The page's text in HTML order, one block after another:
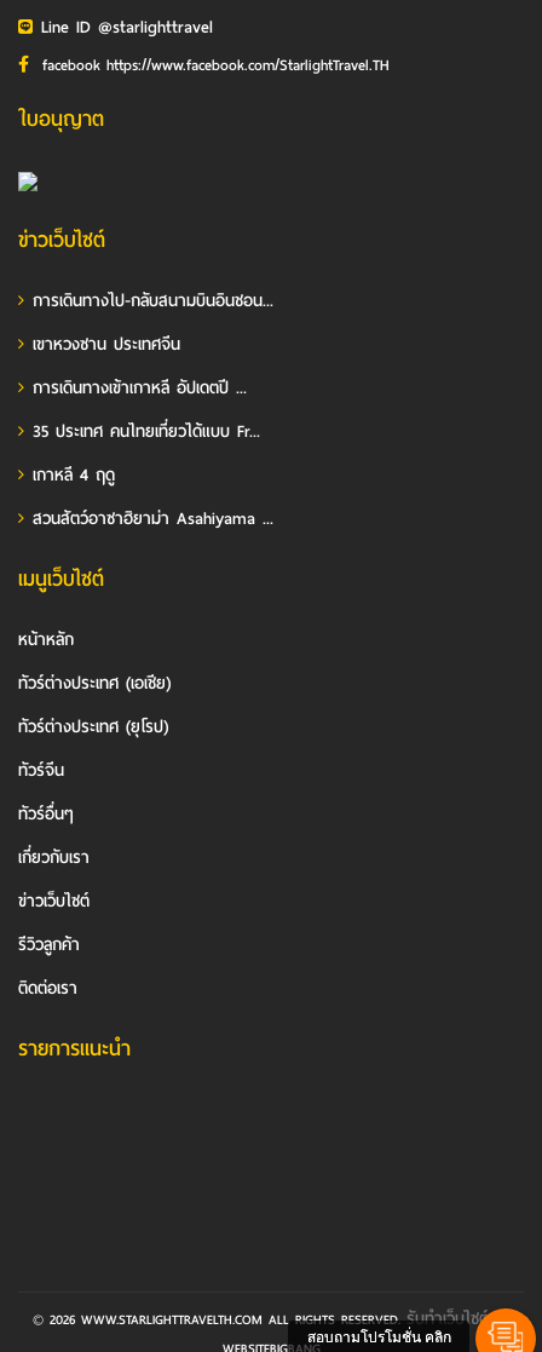
Line ID @starlighttravel
facebook https://www.facebook.com/StarlightTravel.TH
ใบอนุญาต
ข่าวเว็บไซต์
การเดินทางไป-กลับสนามบินอินชอน...
เขาหวงซาน ประเทศจีน
การเดินทางเข้าเกาหลี อัปเดตปี ...
35 ประเทศ คนไทยเที่ยวได้แบบ Fr...
เกาหลี 4 ฤดู
สวนสัตว์อาซาฮิยาม่า Asahiyama ...
เมนูเว็บไซต์
หน้าหลัก
ทัวร์ต่างประเทศ (เอเชีย)
ทัวร์ต่างประเทศ (ยุโรป)
ทัวร์จีน
ทัวร์อื่นๆ
เกี่ยวกับเรา
ข่าวเว็บไซต์
รีวิวลูกค้า
ติดต่อเรา
รายการแนะนำ
© 2026 WWW.STARLIGHTTRAVELTH.COM ALL RIGHTS RESERVED.รับทําเว็บไซต์BY
สอบถามโปรโมชั่น คลิก